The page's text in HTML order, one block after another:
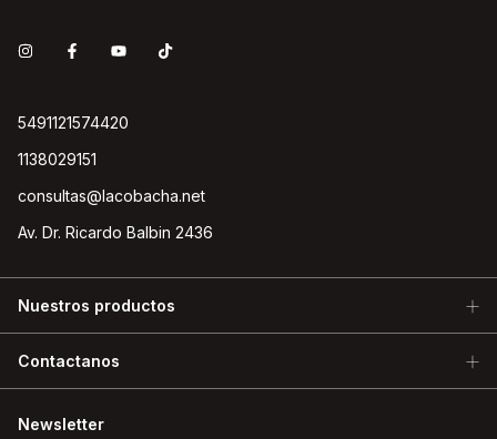
5491121574420
1138029151
consultas@lacobacha.net
Av. Dr. Ricardo Balbin 2436
Nuestros productos
Contactanos
Newsletter